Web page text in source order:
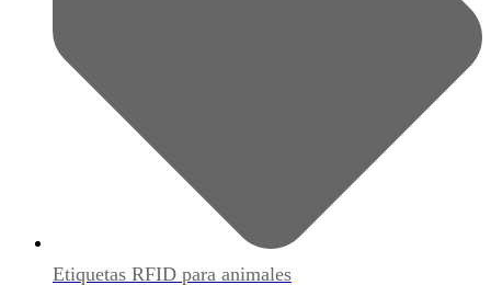
Etiquetas RFID para animales